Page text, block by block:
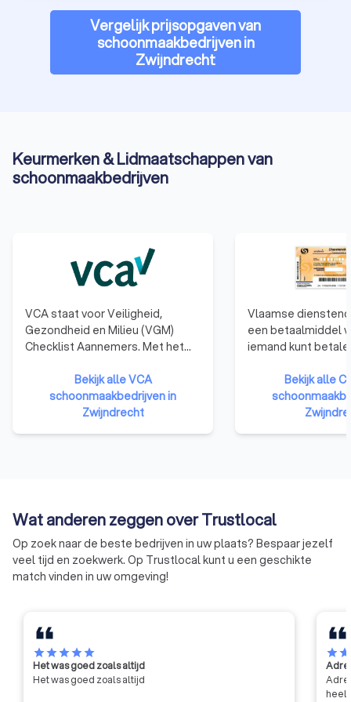
Vergelijk prijsopgaven van
schoonmaakbedrijven in
Zwijndrecht
Keurmerken & Lidmaatschappen van
schoonmaakbedrijven
VCA staat voor Veiligheid,
Gezondheid en Milieu (VGM)
Checklist Aannemers. Met het
laten bedrijven zien dat ze kennis
en ervaring hebben op het
gebied van veilig en gezond
Bekijk alle VCA
schoonmaakbedrijven in
Zwijndrecht
Vlaamse
een betaalmiddel
iemand kunt
tegen een
omdat de
financiële bijdrage
verkrijgen van het
gewesten waarin
is.
Bekijk alle
Wat anderen zeggen over Trustlocal
Op zoek naar de beste bedrijven in uw plaats? Bespaar jezelf
veel tijd en zoekwerk. Op Trustlocal kunt u een geschikte
match vinden in uw omgeving!
starstarstarstarstar
Het was goed zoals altijd
Het was goed zoals altijd
starstar
heel